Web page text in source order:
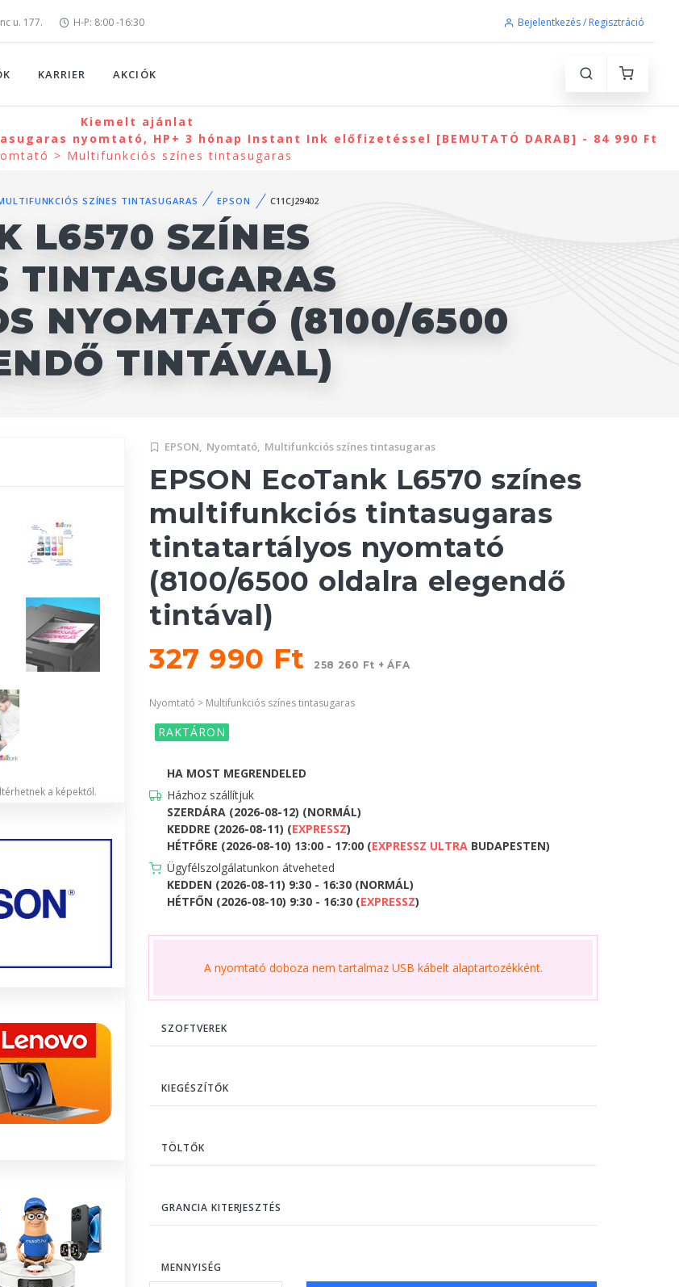
u. 177. H-P: 8:00 -16:30 Bejelentkezés / Regisztráció
KARRIER AKCIÓK
Kiemelt ajánlat
nyomtató, HP+ 3 hónap Instant Ink előfizetéssel [BEMUTATÓ DARAB] - 84 990 Ft
> Multifunkciós színes tintasugaras
SZÍNES TINTASUGARAS EPSON C11CJ29402
L6570 SZÍNES
TINTASUGARAS
NYOMTATÓ (8100/6500
TINTÁVAL)
a képektől.
EPSON, Nyomtató, Multifunkciós színes tintasugaras
EPSON EcoTank L6570 színes
multifunkciós tintasugaras
tintatartályos nyomtató
(8100/6500 oldalra elegendő
tintával)
327 990 Ft
258 260 Ft + ÁFA
Nyomtató > Multifunkciós színes tintasugaras
RAKTÁRON
HA MOST MEGRENDELED
Házhoz szállítjuk
SZERDÁRA (2026-08-12) (NORMÁL)
KEDDRE (2026-08-11) (EXPRESSZ)
HÉTFŐRE (2026-08-10) 13:00 - 17:00 (EXPRESSZ ULTRA BUDAPESTEN)
Ügyfélszolgálatunkon átveheted
KEDDEN (2026-08-11) 9:30 - 16:30 (NORMÁL)
HÉTFŐN (2026-08-10) 9:30 - 16:30 (EXPRESSZ)
A nyomtató doboza nem tartalmaz USB kábelt alaptartozékként.
SZOFTVEREK
KIEGÉSZÍTŐK
TÖLTŐK
GRANCIA KITERJESZTÉS
MENNYISÉG